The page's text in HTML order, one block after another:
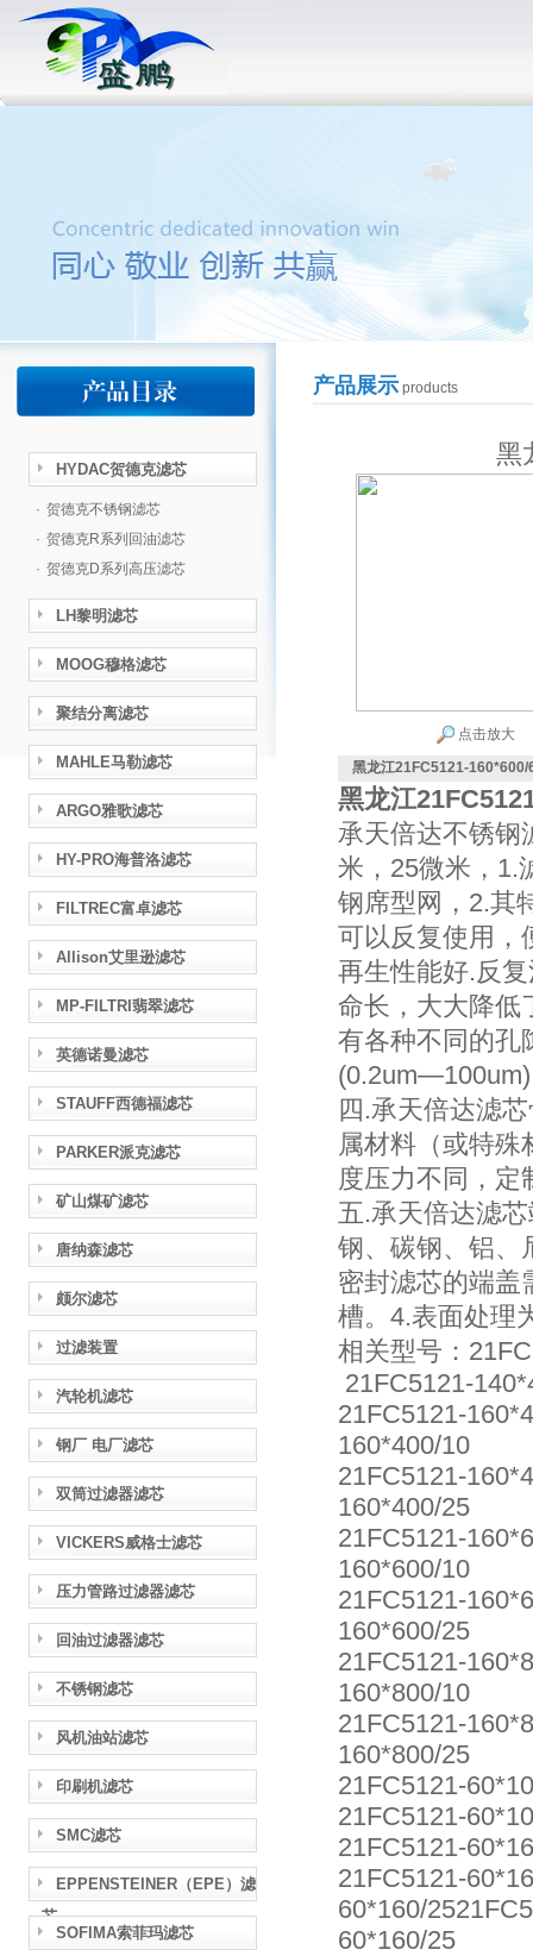
HYDAC贺德克滤芯
· 贺德克不锈钢滤芯
· 贺德克R系列回油滤芯
· 贺德克D系列高压滤芯
LH黎明滤芯
MOOG穆格滤芯
聚结分离滤芯
MAHLE马勒滤芯
ARGO雅歌滤芯
HY-PRO海普洛滤芯
FILTREC富卓滤芯
Allison艾里逊滤芯
MP-FILTRI翡翠滤芯
英德诺曼滤芯
STAUFF西德福滤芯
PARKER派克滤芯
矿山煤矿滤芯
唐纳森滤芯
颇尔滤芯
过滤装置
汽轮机滤芯
钢厂 电厂滤芯
双筒过滤器滤芯
VICKERS威格士滤芯
压力管路过滤器滤芯
回油过滤器滤芯
不锈钢滤芯
风机油站滤芯
印刷机滤芯
SMC滤芯
EPPENSTEINER（EPE）滤
芯
SOFIMA索菲玛滤芯
产品展示products
黑
点击放大
黑龙江21FC5121-160*600/
黑龙江
承天倍达不锈钢
米，25微米，1.
钢席型网，2.其
可以反复使用，
再生性能好.反
命长，大大降低
有各种不同的
四.承天倍达滤
属材料（或特
度压力不同，定
五.承天倍达滤
钢、碳钢、铝、
密封滤芯的端盖
槽。4.表面处理
相关型号：
21FC5121-
21FC5121-
160*400/10
21FC5121-
160*400/25
21FC5121-
160*600/10
21FC5121-
160*600/25
21FC5121-
160*800/10
21FC5121-
160*800/25
21FC5121-
21FC5121-
21FC5121-
21FC5121-
60*160/
60*160/25